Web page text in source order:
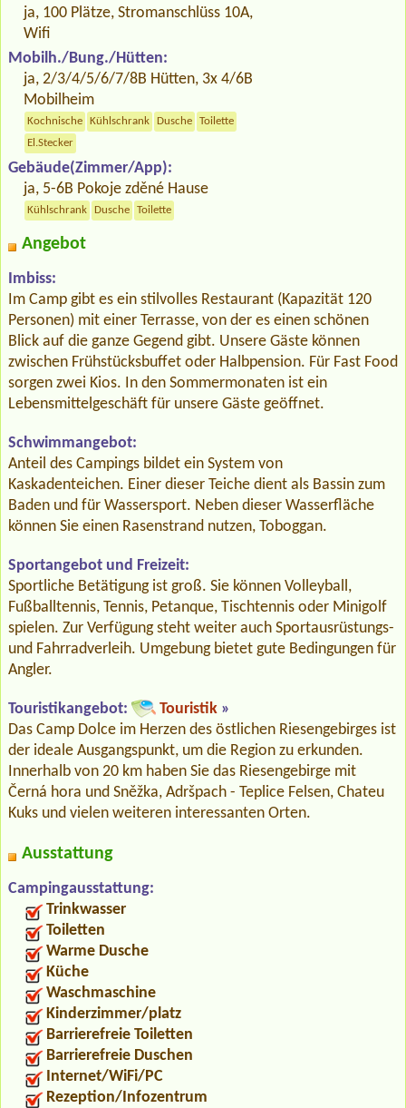
ja, 100 Plätze, Stromanschlüss 10A,
Wifi
Mobilh./Bung./Hütten:
ja, 2/3/4/5/6/7/8B Hütten, 3x 4/6B
Mobilheim
Kochnische Kühlschrank Dusche
Toilette
El.Stecker
Gebäude(Zimmer/App):
ja, 5-6B Pokoje zděné Hause
Kühlschrank Dusche Toilette
Angebot
Imbiss:
Im Camp gibt es ein stilvolles Restaurant (Kapazität 120
Personen) mit einer Terrasse, von der es einen schönen
Blick auf die ganze Gegend gibt. Unsere Gäste können
zwischen Frühstücksbuffet oder Halbpension. Für Fast Food
sorgen zwei Kios. In den Sommermonaten ist ein
Lebensmittelgeschäft für unsere Gäste geöffnet.
Schwimmangebot:
Anteil des Campings bildet ein System von
Kaskadenteichen. Einer dieser Teiche dient als Bassin zum
Baden und für Wassersport. Neben dieser Wasserfläche
können Sie einen Rasenstrand nutzen, Toboggan.
Sportangebot und Freizeit:
Sportliche Betätigung ist groß. Sie können Volleyball,
Fußballtennis, Tennis, Petanque, Tischtennis oder Minigolf
spielen. Zur Verfügung steht weiter auch Sportausrüstungs-
und Fahrradverleih. Umgebung bietet gute Bedingungen für
Angler.
Touristikangebot: Touristik »
Das Camp Dolce im Herzen des östlichen Riesengebirges ist
der ideale Ausgangspunkt, um die Region zu erkunden.
Innerhalb von 20 km haben Sie das Riesengebirge mit
Černá hora und Sněžka, Adršpach - Teplice Felsen, Chateu
Kuks und vielen weiteren interessanten Orten.
Ausstattung
Campingausstattung:
Trinkwasser
Toiletten
Warme Dusche
Küche
Waschmaschine
Kinderzimmer/platz
Barrierefreie Toiletten
Barrierefreie Duschen
Internet/WiFi/PC
Rezeption/Infozentrum